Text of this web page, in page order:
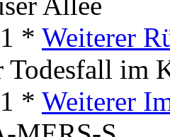
* Weiterer
Todesfall im
* Weiterer